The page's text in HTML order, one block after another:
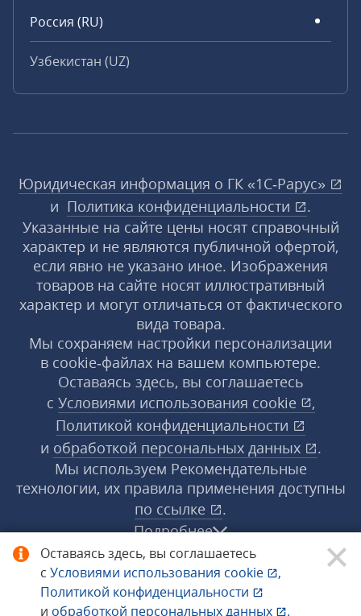
Оставаясь здесь, вы соглашаетесь
с Условиями использования cookie
,
Политикой конфиденциальности
и обработкой персональных данных .
Россия (RU)
Узбекистан (UZ)
Юридическая информация о ГК «1С‑Рарус»
и Политика конфиденциальности
.
Указанные на сайте цены носят справочный
характер и не являются публичной офертой,
если явно не указано иное. Изображения
товаров на сайте носят иллюстративный
характер и могут отличаться от фактического
вида товара.
Мы сохраняем настройки персонализации
в cookie‑файлах на вашем компьютере.
Оставаясь здесь, вы соглашаетесь
с Условиями использования cookie
,
Политикой конфиденциальности
и обработкой персональных данных
.
Мы используем Рекомендательные
технологии, их правила применения доступны
по ссылке
.
Подробнее
© 1998−2026 «1С‑Рарус» ®. Все права
защищены.